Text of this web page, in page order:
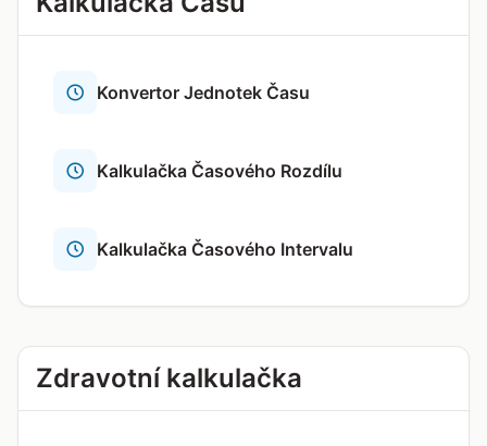
Konvertor Jednotek Času
Kalkulačka Časového Rozdílu
Kalkulačka Časového Intervalu
Zdravotní kalkulačka